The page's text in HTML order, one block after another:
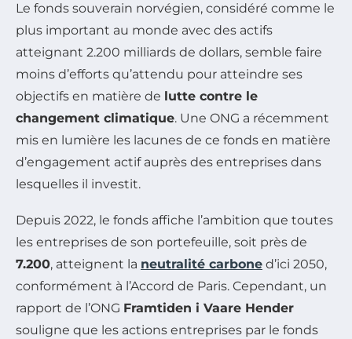
Le fonds souverain norvégien, considéré comme le
plus important au monde avec des actifs
atteignant 2.200 milliards de dollars, semble faire
moins d’efforts qu’attendu pour atteindre ses
objectifs en matière de lutte contre le
changement climatique. Une ONG a récemment
mis en lumière les lacunes de ce fonds en matière
d’engagement actif auprès des entreprises dans
lesquelles il investit.
Depuis 2022, le fonds affiche l’ambition que toutes
les entreprises de son portefeuille, soit près de
7.200, atteignent la neutralité carbone d’ici 2050,
conformément à l’Accord de Paris. Cependant, un
rapport de l’ONG Framtiden i Vaare Hender
souligne que les actions entreprises par le fonds